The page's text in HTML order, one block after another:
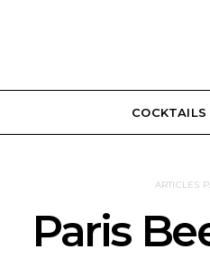
COCKTAILS
ARTICLES
Paris